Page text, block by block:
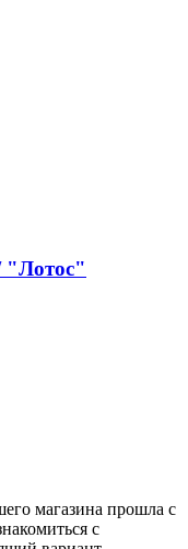
магазина прошла с
с